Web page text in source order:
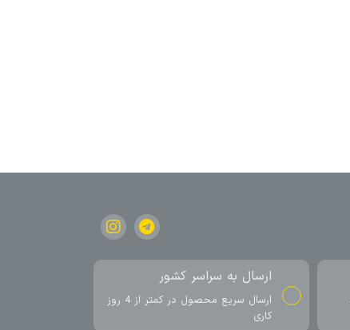
ارسال به سراسر کشور
ارسال سریع محصول در کمتر از 4 روز
کاری